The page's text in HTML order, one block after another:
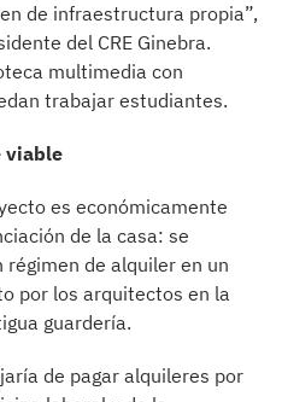
de infraestructura propia”,
del CRE Ginebra.
multimedia con
trabajar estudiantes.
viable
es económicamente
de la casa: se
de alquiler en un
por los arquitectos en la
guardería.
de pagar alquileres por